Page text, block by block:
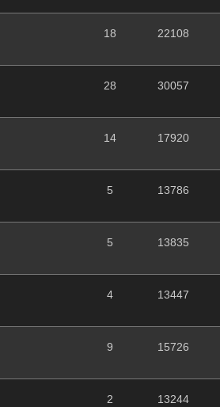
18 22108
28 30057
14 17920
5 13786
5 13835
4 13447
9 15726
2 13244